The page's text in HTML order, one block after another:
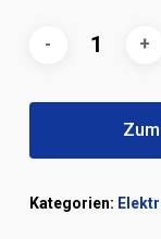
Kategorien: